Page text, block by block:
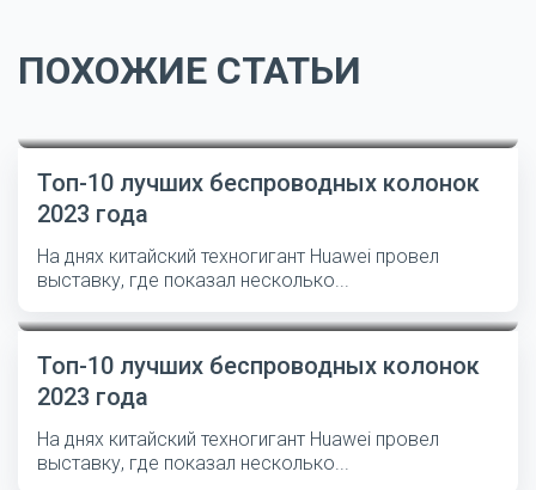
ПОХОЖИЕ СТАТЬИ
Топ-10 лучших беспроводных колонок
2023 года
На днях китайский техногигант Huawei провел
выставку, где показал несколько...
Топ-10 лучших беспроводных колонок
2023 года
На днях китайский техногигант Huawei провел
выставку, где показал несколько...